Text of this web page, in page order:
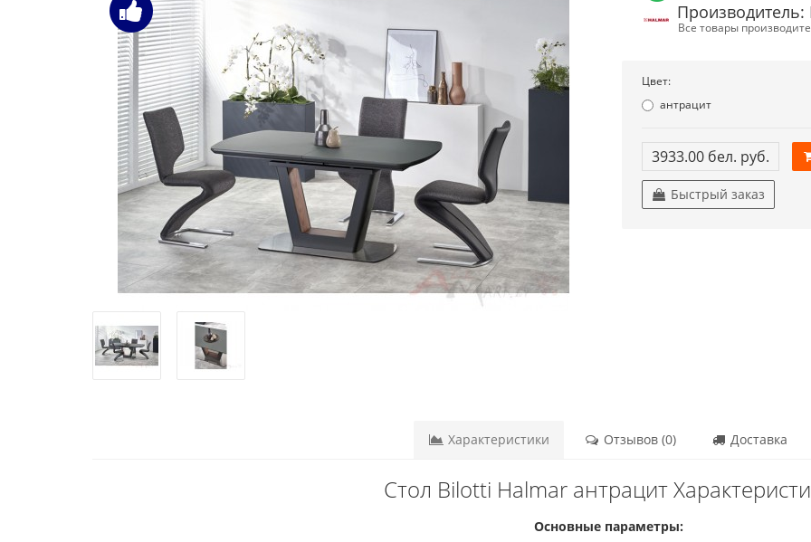
Производитель:
Все товары
Цвет:
антрацит
3933.00 бел. руб.
Быстрый заказ
Характеристики Отзывов (0) Доставка
Стол Bilotti Halmar антрацит
Основные параметры: